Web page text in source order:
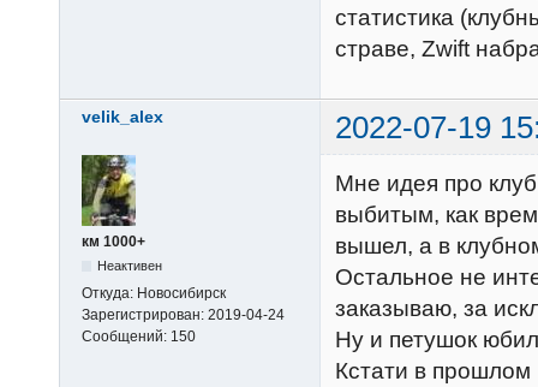
статистика
страве, Zwift
velik_alex 2022-07-19
км 1000+
Неактивен
Откуда: Новосибирск
Зарегистрирован: 2019-04-24
Сообщений: 150
Мне идея про
выбитым, как
вышел, а в
Остальное не
заказываю, за
Ну и петушок
Кстати в прошлом